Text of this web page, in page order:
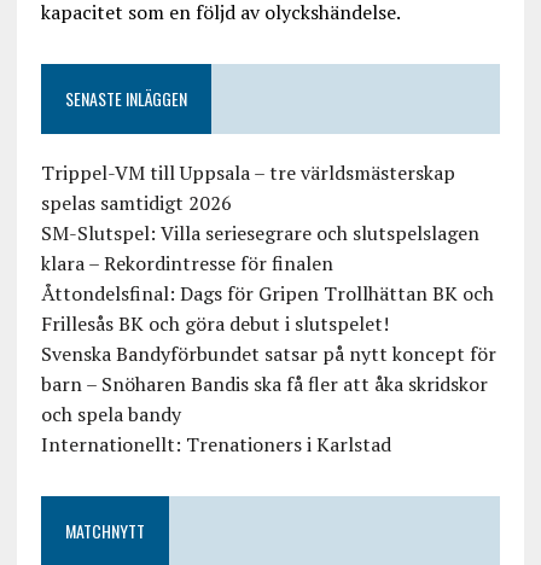
kapacitet som en följd av olyckshändelse.
SENASTE INLÄGGEN
Trippel-VM till Uppsala – tre världsmästerskap
spelas samtidigt 2026
SM-Slutspel: Villa seriesegrare och slutspelslagen
klara – Rekordintresse för finalen
Åttondelsfinal: Dags för Gripen Trollhättan BK och
Frillesås BK och göra debut i slutspelet!
Svenska Bandyförbundet satsar på nytt koncept för
barn – Snöharen Bandis ska få fler att åka skridskor
och spela bandy
Internationellt: Trenationers i Karlstad
MATCHNYTT